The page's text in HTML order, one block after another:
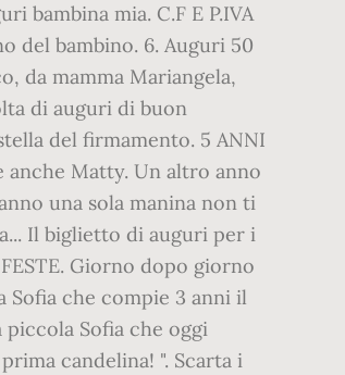
bambina mia. C.F E P.IVA
del bambino. 6. Auguri 50
da mamma Mariangela,
di auguri di buon
del firmamento. 5 ANNI
anche Matty. Un altro anno
una sola manina non ti
Il biglietto di auguri per i
Giorno dopo giorno
Sofia che compie 3 anni il
Sofia che oggi
candelina! ". Scarta i